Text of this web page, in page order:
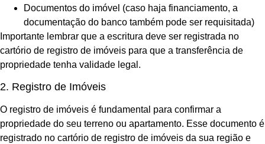
Documentos do imóvel (caso haja financiamento, a
documentação do banco também pode ser requisitada)
Importante lembrar que a escritura deve ser registrada no
cartório de registro de imóveis para que a transferência de
propriedade tenha validade legal.
2. Registro de Imóveis
O registro de imóveis é fundamental para confirmar a
propriedade do seu terreno ou apartamento. Esse documento é
registrado no cartório de registro de imóveis da sua região e